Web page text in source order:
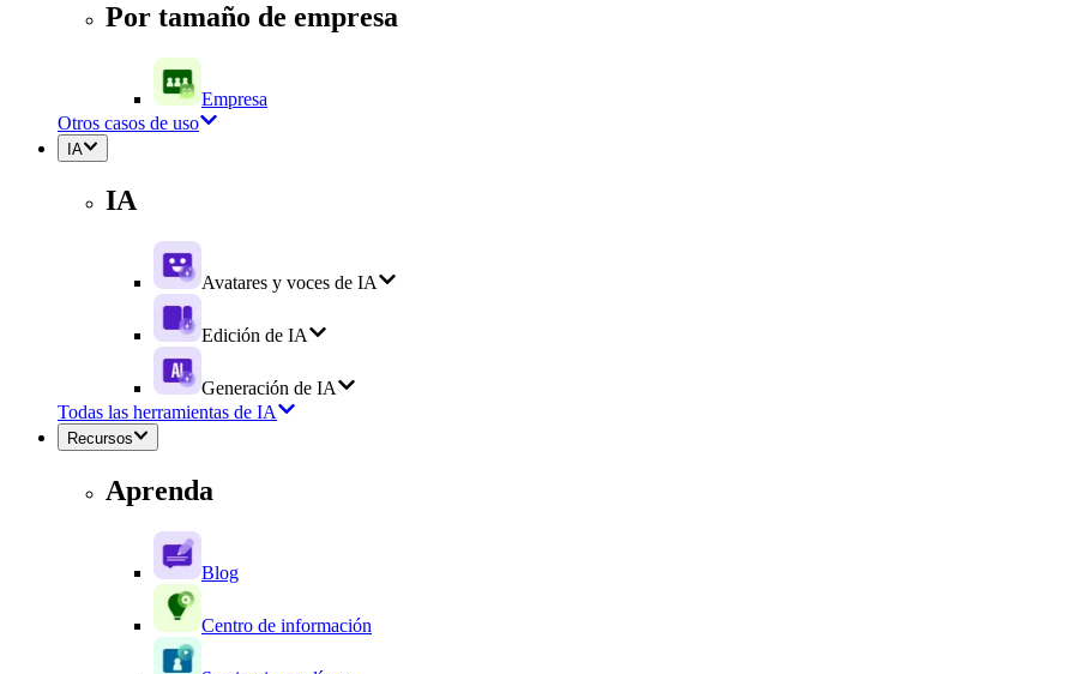
Por tamaño de empresa
Empresa
Otros casos de uso
IA
IA
Avatares y voces de IA
Edición de IA
Generación de IA
Todas las herramientas de IA
Recursos
Aprenda
Blog
Centro de información